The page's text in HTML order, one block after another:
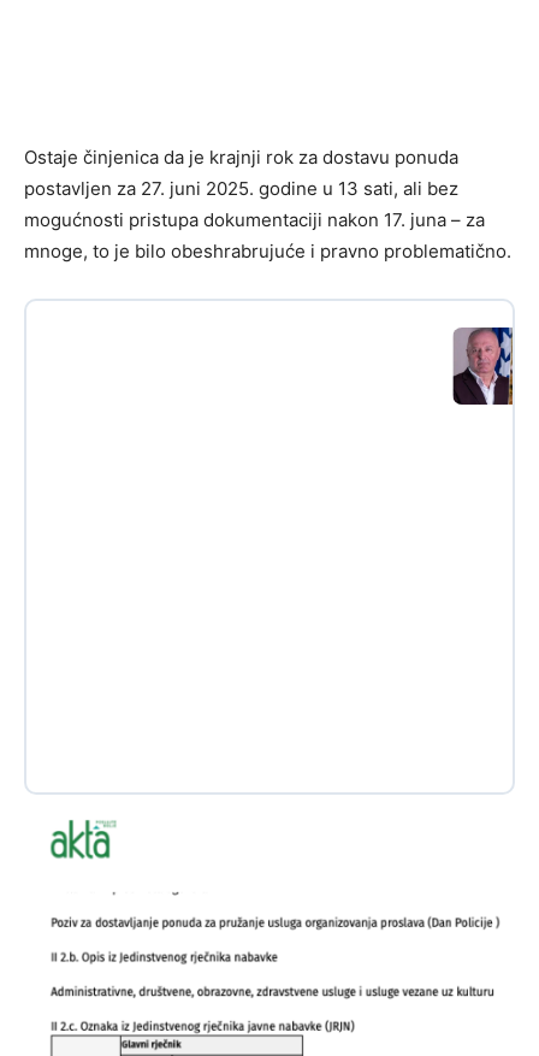
Ostaje činjenica da je krajnji rok za dostavu ponuda
postavljen za 27. juni 2025. godine u 13 sati, ali bez
mogućnosti pristupa dokumentaciji nakon 17. juna – za
mnoge, to je bilo obeshrabrujuće i pravno problematično.